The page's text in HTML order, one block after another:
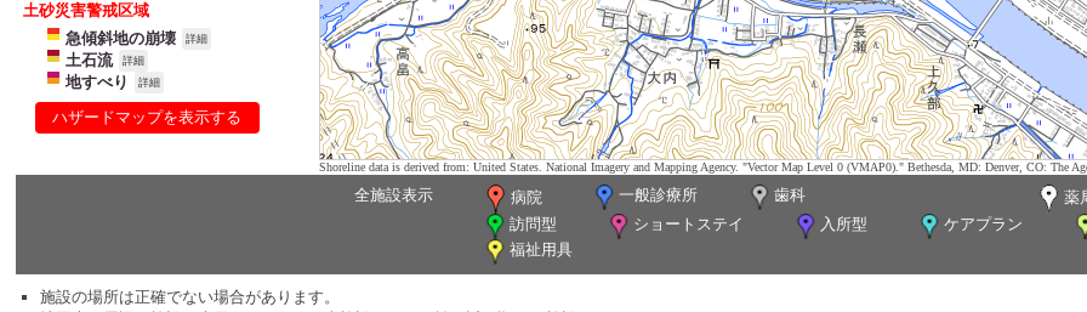
土砂災害警戒区域
急傾斜地の崩壊
詳細
土石流 詳細
地すべり 詳細
ハザードマップを表示する
Shoreline data is derived from: United States. National Imagery and Mapping Agency. "Vector Map Level 0 (VMAP0)." Bethesda, MD: Denver, CO: The
全施設表示 病院 一般診療所 歯科
薬
訪問型
ショートステイ 入所型
ケアプラン
福祉用具
施設の場所は正確でない場合があります。